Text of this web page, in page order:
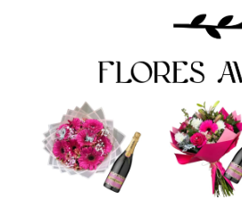
Dejá tu